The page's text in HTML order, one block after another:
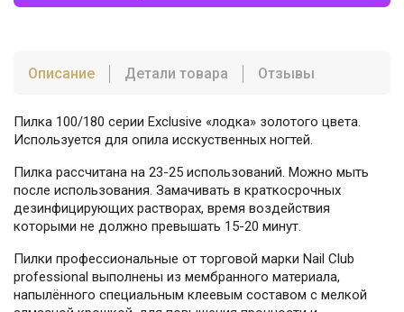
Описание Детали товара Отзывы
Пилка 100/180 серии Exclusive «лодка» золотого цвета.
Используется для опила исскуственных ногтей.
Пилка рассчитана на 23-25 использований. Можно мыть
после использования. Замачивать в краткосрочных
дезинфицирующих растворах, время воздействия
которыми не должно превышать 15-20 минут.
Пилки профессиональные от торговой марки Nail Club
professional выполнены из мембранного материала,
напылённого специальным клеевым составом с мелкой